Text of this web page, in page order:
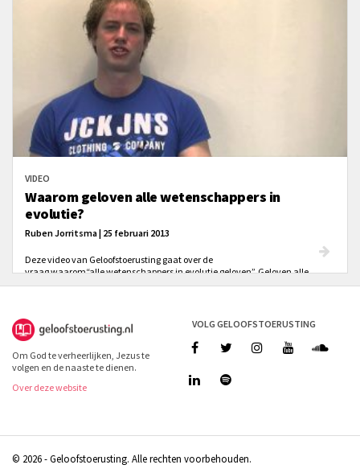
VIDEO
Waarom geloven alle wetenschappers in
evolutie?
Ruben Jorritsma | 25 februari 2013
Deze video van Geloofstoerusting gaat over de
vraag waarom“alle wetenschappers in evolutie geloven”. Geloven alle
wetenschappers in evolutie? Kan een meerderheid ongelijk hebben?
Om God te verheerlijken, Jezus te
volgen en de naaste te dienen.
Over deze website
VOLG GELOOFSTOERUSTING
© 2026 - Geloofstoerusting. Alle rechten voorbehouden.